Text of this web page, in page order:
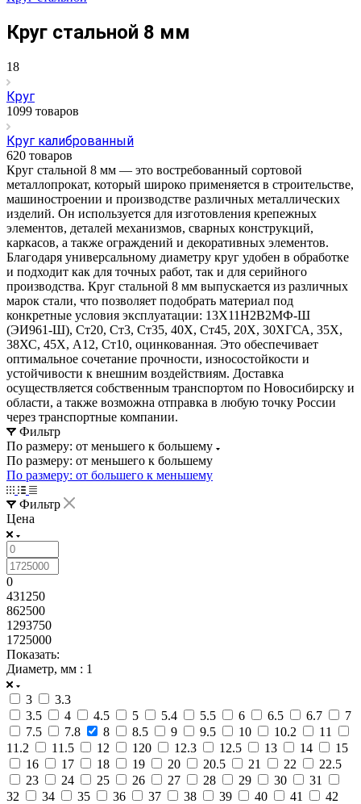
Круг стальной 8 мм
18
Круг
1099 товаров
Круг калиброванный
620 товаров
Круг стальной 8 мм — это востребованный сортовой
металлопрокат, который широко применяется в строительстве,
машиностроении и производстве различных металлических
изделий. Он используется для изготовления крепежных
элементов, деталей механизмов, сварных конструкций,
каркасов, а также ограждений и декоративных элементов.
Благодаря универсальному диаметру круг удобен в обработке
и подходит как для точных работ, так и для серийного
производства. Круг стальной 8 мм выпускается из различных
марок стали, что позволяет подобрать материал под
конкретные условия эксплуатации: 13Х11Н2В2МФ-Ш
(ЭИ961-Ш), Ст20, Ст3, Ст35, 40Х, Ст45, 20Х, 30ХГСА, 35Х,
38ХС, 45Х, А12, Ст10, оцинкованная. Это обеспечивает
оптимальное сочетание прочности, износостойкости и
устойчивости к внешним воздействиям. Доставка
осуществляется собственным транспортом по Новосибирску и
области, а также возможна отправка в любую точку России
через транспортные компании.
Фильтр
По размеру: от меньшего к большему
По размеру: от меньшего к большему
По размеру: от большего к меньшему
Фильтр
Цена
0
431250
862500
1293750
1725000
Показать:
Диаметр, мм : 1
3
3.3
3.5
4 4.5 5 5.4 5.5 6 6.5 6.7
7
7.5
7.8 8 8.5 9 9.5 10 10.2
11
11.2
11.5 12 120 12.3 12.5 13 14
15
16
17 18 19 20 20.5 21 22
22.5
23
24 25 26 27 28 29 30
31
32
34 35 36 37 38 39 40 41
42